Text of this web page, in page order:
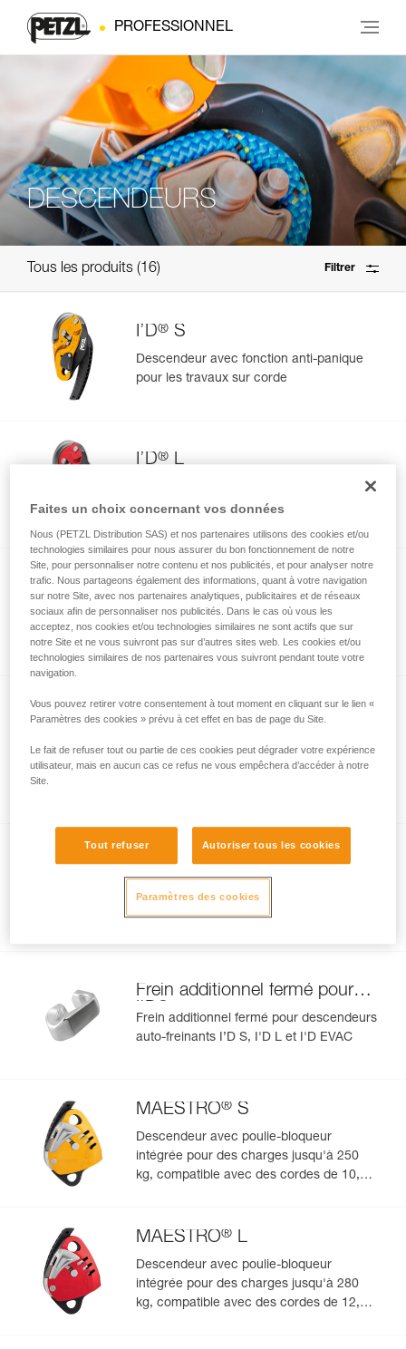
PROFESSIONNEL
DESCENDEURS
Tous les produits 16 Filtrer
I’D® S
Descendeur avec fonction anti-panique
pour les travaux sur corde
I’D® L
pour les travaux sur corde et le secours
I’D®EVAC
Descendeur auto-freinant avec fonction
anti-panique pour les évacuations à
l’ancrage
NEW
RIG ®
Descendeur compact pour les travaux sur
Frein additionnel ouvert pour
I'D®
Frein additionnel ouvert pour
descendeurs auto-freinants I’D S, I'D L et
I'D EVAC
Frein additionnel fermé pour
I'D
Frein additionnel fermé pour descendeurs
auto-freinants I’D S, I'D L et I'D EVAC
MAESTRO® S
Descendeur avec poulie-bloqueur
intégrée pour des charges jusqu'à 250
kg, compatible avec des cordes de 10,5 à
MAESTRO® L
Descendeur avec poulie-bloqueur
intégrée pour des charges jusqu'à 280
kg, compatible avec des cordes de 12,5 à
Faites un choix concernant vos données
Nous (PETZL Distribution SAS) et nos partenaires utilisons des cookies et/ou
technologies similaires pour nous assurer du bon fonctionnement de notre
Site, pour personnaliser notre contenu et nos publicités, et pour analyser notre
trafic. Nous partageons également des informations, quant à votre navigation
sur notre Site, avec nos partenaires analytiques, publicitaires et de réseaux
sociaux afin de personnaliser nos publicités. Dans le cas où vous les
acceptez, nos cookies et/ou technologies similaires ne sont actifs que sur
notre Site et ne vous suivront pas sur d’autres sites web. Les cookies et/ou
technologies similaires de nos partenaires vous suivront pendant toute votre
navigation.
Vous pouvez retirer votre consentement à tout moment en cliquant sur le lien «
Paramètres des cookies » prévu à cet effet en bas de page du Site.
Le fait de refuser tout ou partie de ces cookies peut dégrader votre expérience
utilisateur, mais en aucun cas ce refus ne vous empêchera d’accéder à notre
Site.
Tout refuser Autoriser tous les cookies
Paramètres des cookies